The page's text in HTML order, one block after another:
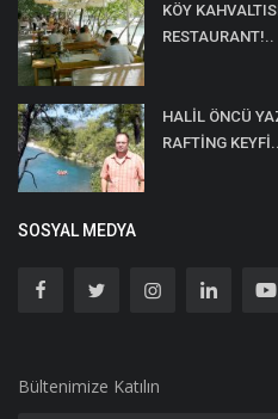
KÖY
RESTAURANT!..
HALİL ÖNCÜ
RAFTİNG
SOSYAL MEDYA
Bültenimize Katılın